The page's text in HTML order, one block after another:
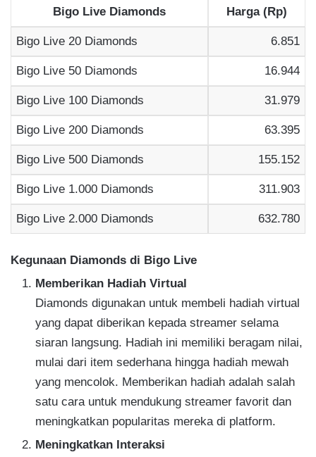
Bigo Live Diamonds Harga (Rp)
Bigo Live 20 Diamonds 6.851
Bigo Live 50 Diamonds 16.944
Bigo Live 100 Diamonds 31.979
Bigo Live 200 Diamonds 63.395
Bigo Live 500 Diamonds 155.152
Bigo Live 1.000 Diamonds 311.903
Bigo Live 2.000 Diamonds 632.780
Kegunaan Diamonds di Bigo Live
Memberikan Hadiah Virtual
Diamonds digunakan untuk membeli hadiah virtual
yang dapat diberikan kepada streamer selama
siaran langsung. Hadiah ini memiliki beragam nilai,
mulai dari item sederhana hingga hadiah mewah
yang mencolok. Memberikan hadiah adalah salah
satu cara untuk mendukung streamer favorit dan
meningkatkan popularitas mereka di platform.
Meningkatkan Interaksi